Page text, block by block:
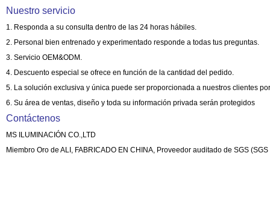
Nuestro servicio
1. Responda a su consulta dentro de las 24 horas hábiles.
2. Personal bien entrenado y experimentado responde a todas tus preguntas.
3. Servicio OEM&ODM.
4. Descuento especial se ofrece en función de la cantidad del pedido.
5. La solución exclusiva y única puede ser proporcionada a nuestros clientes
6. Su área de ventas, diseño y toda su información privada serán protegidos
Contáctenos
MS ILUMINACIÓN CO.,LTD
Miembro Oro de ALI, FABRICADO EN CHINA, Proveedor auditado de SGS